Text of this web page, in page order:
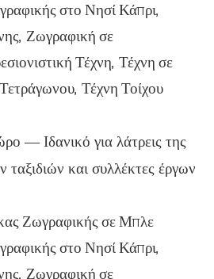
— Ιδανικό για λάτρεις της
ταξιδιών και συλλέκτες έργων